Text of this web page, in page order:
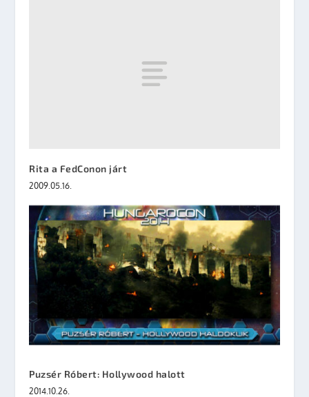
Rita a FedConon járt
2009.05.16.
Puzsér Róbert: Hollywood halott
2014.10.26.